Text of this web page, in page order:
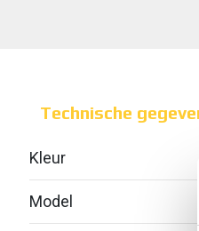
Technische
Kleur
Model